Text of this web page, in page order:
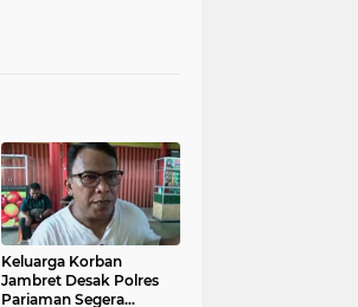
Keluarga Korban
Jambret Desak Polres
Pariaman Segera